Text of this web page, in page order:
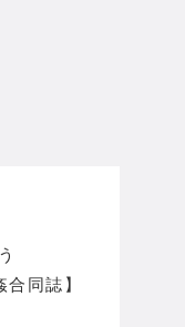
同誌】